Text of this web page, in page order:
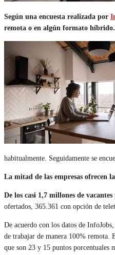
Según una encuesta realizada por
remota o en algún formato híbrido.
habitualmente. Seguidamente se
La mitad de las empresas ofrecen
De los casi 1,7 millones de
ofertados, 365.361 con opción de
De acuerdo con los datos de InfoJobs,
de trabajar de manera 100% remota.
que son 23 y 15 puntos porcentuales